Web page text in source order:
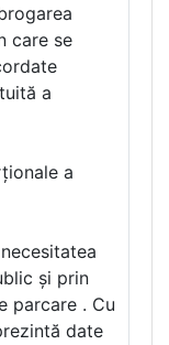
care se
a
a
și prin
parcare . Cu
date